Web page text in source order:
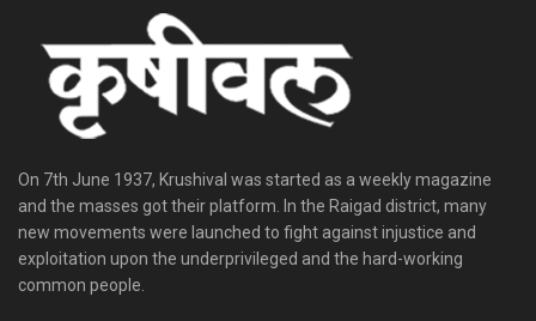
On 7th June 1937, Krushival was started as a weekly magazine
and the masses got their platform. In the Raigad district, many
new movements were launched to fight against injustice and
exploitation upon the underprivileged and the hard-working
common people.